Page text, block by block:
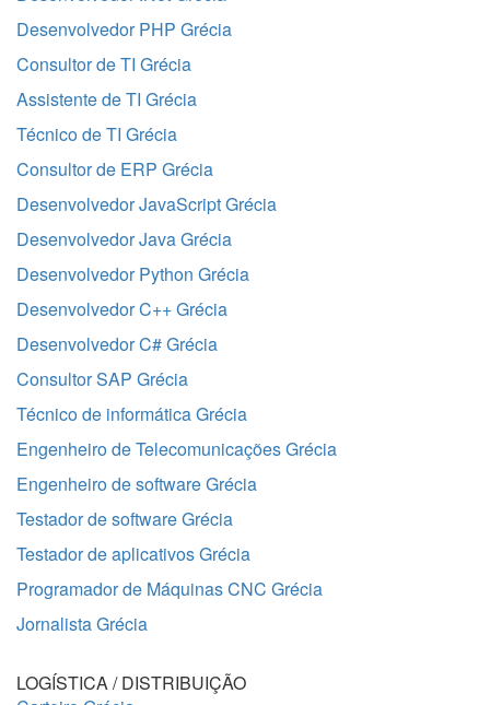
Desenvolvedor PHP Grécia
Consultor de TI Grécia
Assistente de TI Grécia
Técnico de TI Grécia
Consultor de ERP Grécia
Desenvolvedor JavaScript Grécia
Desenvolvedor Java Grécia
Desenvolvedor Python Grécia
Desenvolvedor C++ Grécia
Desenvolvedor C# Grécia
Consultor SAP Grécia
Técnico de informática Grécia
Engenheiro de Telecomunicações Grécia
Engenheiro de software Grécia
Testador de software Grécia
Testador de aplicativos Grécia
Programador de Máquinas CNC Grécia
Jornalista Grécia
LOGÍSTICA / DISTRIBUIÇÃO